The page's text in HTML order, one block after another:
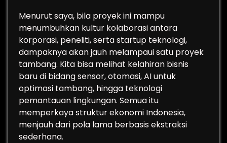
Menurut saya, bila proyek ini mampu
menumbuhkan kultur kolaborasi antara
korporasi, peneliti, serta startup teknologi,
dampaknya akan jauh melampaui satu proyek
tambang. Kita bisa melihat kelahiran bisnis
baru di bidang sensor, otomasi, AI untuk
optimasi tambang, hingga teknologi
pemantauan lingkungan. Semua itu
memperkaya struktur ekonomi Indonesia,
menjauh dari pola lama berbasis ekstraksi
sederhana.